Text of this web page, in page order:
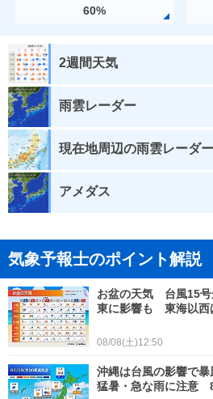
60%
2週間天気
雨雲レーダー
現在地周辺の雨雲レーダー
アメダス
気象予報士のポイント解説
お盆の天気 台風15
東に影響も 東海以西
08/08(土)12:50
沖縄は台風の影響で
猛暑・急な雨に注意